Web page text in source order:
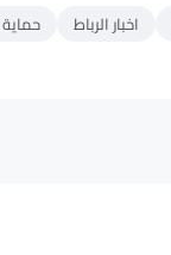
اخبار الرباط